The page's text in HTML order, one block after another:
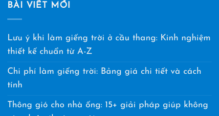
BÀI VIẾT MỚI
Lưu ý khi làm giếng trời ở cầu thang: Kinh nghiệm
thiết kế chuẩn từ A-Z
Chi phí làm giếng trời: Bảng giá chi tiết và cách
tính
Thông gió cho nhà ống: 15+ giải pháp giúp không